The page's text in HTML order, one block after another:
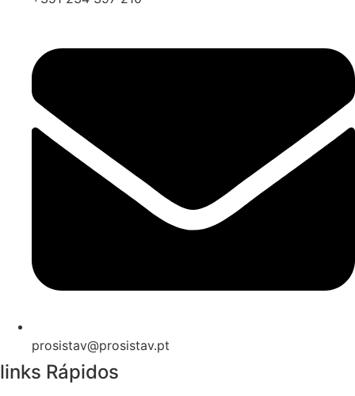
prosistav@prosistav.pt
links Rápidos